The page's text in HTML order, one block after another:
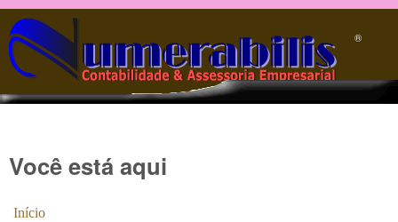
Pular para o conteúdo principal
®️
Você está aqui
Início